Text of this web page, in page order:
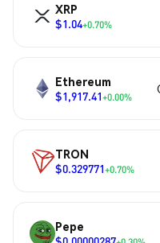
XRP
$1.04+0.70%
Ethereum
$1,917.41+0.00%
TRON
$0.329771+0.70%
Pepe